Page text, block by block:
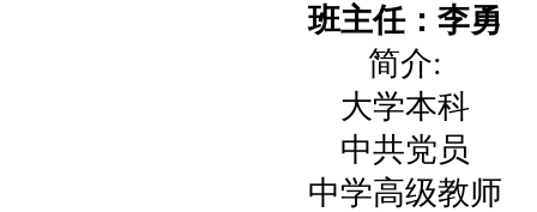
班主任：李勇
简介:
大学本科
中共党员
中学高级教师